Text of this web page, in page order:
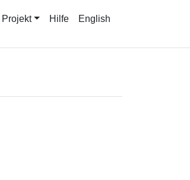
Projekt Hilfe English